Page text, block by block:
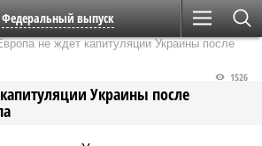
Федеральный выпуск
не ждет капитуляции Украины после
Украины после
1526